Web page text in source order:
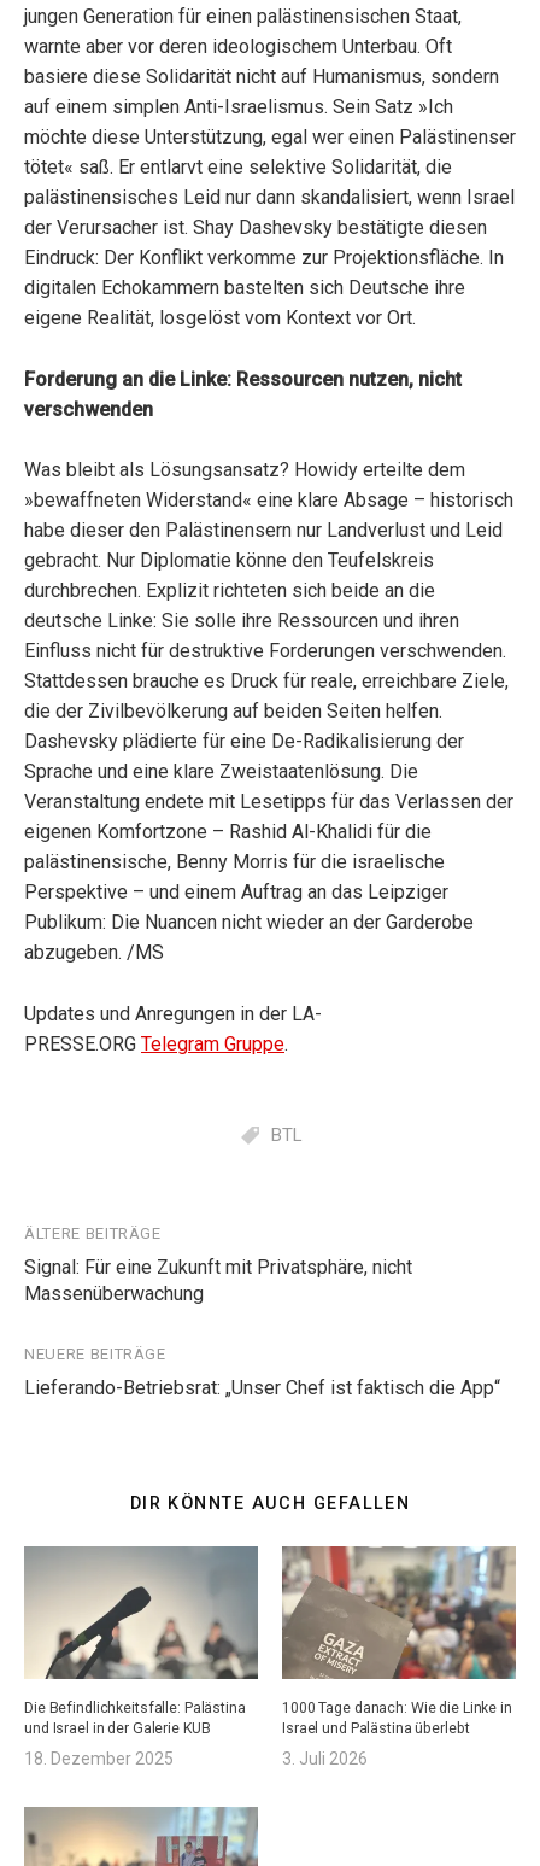
jungen Generation für einen palästinensischen Staat,
warnte aber vor deren ideologischem Unterbau. Oft
basiere diese Solidarität nicht auf Humanismus, sondern
auf einem simplen Anti-Israelismus. Sein Satz »Ich
möchte diese Unterstützung, egal wer einen Palästinenser
tötet« saß. Er entlarvt eine selektive Solidarität, die
palästinensisches Leid nur dann skandalisiert, wenn Israel
der Verursacher ist. Shay Dashevsky bestätigte diesen
Eindruck: Der Konflikt verkomme zur Projektionsfläche. In
digitalen Echokammern bastelten sich Deutsche ihre
eigene Realität, losgelöst vom Kontext vor Ort.
Forderung an die Linke: Ressourcen nutzen, nicht
verschwenden
Was bleibt als Lösungsansatz? Howidy erteilte dem
»bewaffneten Widerstand« eine klare Absage – historisch
habe dieser den Palästinensern nur Landverlust und Leid
gebracht. Nur Diplomatie könne den Teufelskreis
durchbrechen. Explizit richteten sich beide an die
deutsche Linke: Sie solle ihre Ressourcen und ihren
Einfluss nicht für destruktive Forderungen verschwenden.
Stattdessen brauche es Druck für reale, erreichbare Ziele,
die der Zivilbevölkerung auf beiden Seiten helfen.
Dashevsky plädierte für eine De-Radikalisierung der
Sprache und eine klare Zweistaatenlösung. Die
Veranstaltung endete mit Lesetipps für das Verlassen der
eigenen Komfortzone – Rashid Al-Khalidi für die
palästinensische, Benny Morris für die israelische
Perspektive – und einem Auftrag an das Leipziger
Publikum: Die Nuancen nicht wieder an der Garderobe
abzugeben. /MS
Updates und Anregungen in der LA-
PRESSE.ORG Telegram Gruppe.
BTL
Beitragsnavigation
ÄLTERE BEITRÄGE
Signal: Für eine Zukunft mit Privatsphäre, nicht
Massenüberwachung
NEUERE BEITRÄGE
Lieferando-Betriebsrat: „Unser Chef ist faktisch die App“
DIR KÖNNTE AUCH GEFALLEN
Die Befindlichkeitsfalle: Palästina
und Israel in der Galerie KUB
18. Dezember 2025
1000 Tage danach: Wie die Linke in
Israel und Palästina überlebt
3. Juli 2026